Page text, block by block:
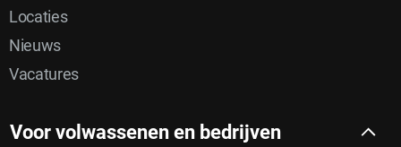
Locaties
Nieuws
Vacatures
Voor volwassenen en bedrijven